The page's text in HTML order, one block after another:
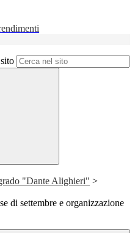
"Dante Alighieri" >
di settembre e organizzazione